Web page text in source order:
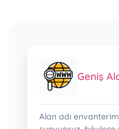
Geniş
Alan adı